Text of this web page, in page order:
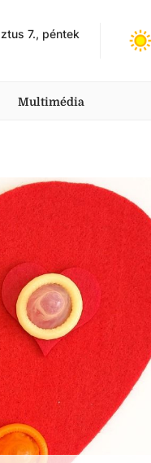
7., péntek
Multimédia